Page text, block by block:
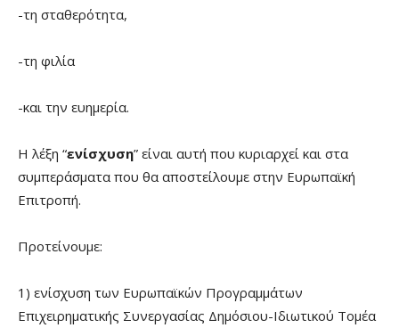
-τη σταθερότητα,
-τη φιλία
-και την ευημερία.
Η λέξη “ενίσχυση” είναι αυτή που κυριαρχεί και στα
συμπεράσματα που θα αποστείλουμε στην Ευρωπαϊκή
Επιτροπή.
Προτείνουμε:
1) ενίσχυση των Ευρωπαϊκών Προγραμμάτων
Επιχειρηματικής Συνεργασίας Δημόσιου-Ιδιωτικού Τομέα